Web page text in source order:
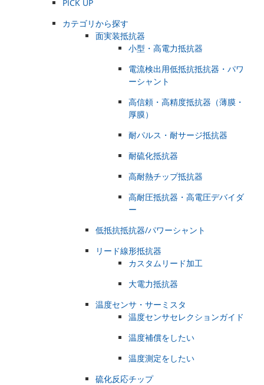
PICK UP
カテゴリから探す
面実装抵抗器
小型・高電力抵抗器
電流検出用低抵抗抵抗器・パワ
ーシャント
高信頼・高精度抵抗器（薄膜・
厚膜）
耐パルス・耐サージ抵抗器
耐硫化抵抗器
高耐熱チップ抵抗器
高耐圧抵抗器・高電圧デバイダ
ー
低抵抗抵抗器/パワーシャント
リード線形抵抗器
カスタムリード加工
大電力抵抗器
温度センサ・サーミスタ
温度センサセレクションガイド
温度補償をしたい
温度測定をしたい
硫化反応チップ